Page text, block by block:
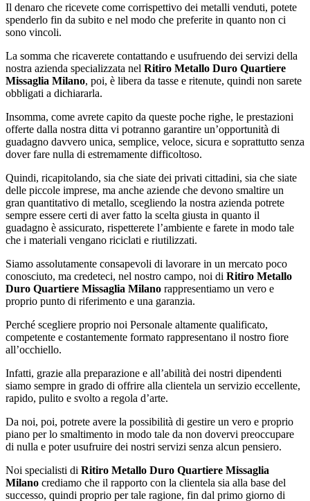
Il denaro che ricevete come corrispettivo dei metalli venduti, potete
spenderlo fin da subito e nel modo che preferite in quanto non ci
sono vincoli.
La somma che ricaverete contattando e usufruendo dei servizi della
nostra azienda specializzata nel Ritiro Metallo Duro Quartiere
Missaglia Milano, poi, è libera da tasse e ritenute, quindi non sarete
obbligati a dichiararla.
Insomma, come avrete capito da queste poche righe, le prestazioni
offerte dalla nostra ditta vi potranno garantire un’opportunità di
guadagno davvero unica, semplice, veloce, sicura e soprattutto senza
dover fare nulla di estremamente difficoltoso.
Quindi, ricapitolando, sia che siate dei privati cittadini, sia che siate
delle piccole imprese, ma anche aziende che devono smaltire un
gran quantitativo di metallo, scegliendo la nostra azienda potrete
sempre essere certi di aver fatto la scelta giusta in quanto il
guadagno è assicurato, rispetterete l’ambiente e farete in modo tale
che i materiali vengano riciclati e riutilizzati.
Siamo assolutamente consapevoli di lavorare in un mercato poco
conosciuto, ma credeteci, nel nostro campo, noi di Ritiro Metallo
Duro Quartiere Missaglia Milano rappresentiamo un vero e
proprio punto di riferimento e una garanzia.
Perché scegliere proprio noi Personale altamente qualificato,
competente e costantemente formato rappresentano il nostro fiore
all’occhiello.
Infatti, grazie alla preparazione e all’abilità dei nostri dipendenti
siamo sempre in grado di offrire alla clientela un servizio eccellente,
rapido, pulito e svolto a regola d’arte.
Da noi, poi, potrete avere la possibilità di gestire un vero e proprio
piano per lo smaltimento in modo tale da non dovervi preoccupare
di nulla e poter usufruire dei nostri servizi senza alcun pensiero.
Noi specialisti di Ritiro Metallo Duro Quartiere Missaglia
Milano crediamo che il rapporto con la clientela sia alla base del
successo, quindi proprio per tale ragione, fin dal primo giorno di